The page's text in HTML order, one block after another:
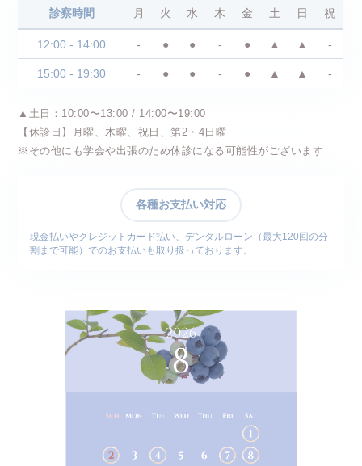
診察時間 月 火 水 木 金 土 日 祝
12:00 - 14:00 - ● ● - ● ▲ ▲ -
15:00 - 19:30 - ● ● - ● ▲ ▲ -
▲土日：10:00〜13:00 / 14:00〜19:00
【休診日】月曜、木曜、祝日、第2・4日曜
※その他にも学会や出張のため休診になる可能性がございます
各種お支払い対応
現金払いやクレジットカード払い、デンタルローン（最大120回の分
割まで可能）でのお支払いも取り扱っております。